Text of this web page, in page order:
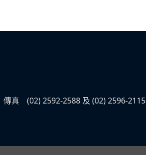
傳真
(02) 2592-2588 及 (02) 2596-2115